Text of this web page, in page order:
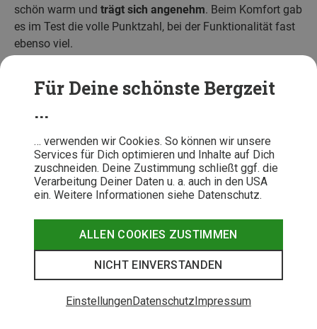
Für Deine schönste Bergzeit
...
… verwenden wir Cookies. So können wir unsere
Services für Dich optimieren und Inhalte auf Dich
zuschneiden. Deine Zustimmung schließt ggf. die
Verarbeitung Deiner Daten u. a. auch in den USA
ein. Weitere Informationen siehe Datenschutz.
ALLEN COOKIES ZUSTIMMEN
NICHT EINVERSTANDEN
EinstellungenDatenschutzImpressum
schön warm und trägt sich angenehm. Beim Komfort gab
es im Test die volle Punktzahl, bei der Funktionalität fast
ebenso viel.
Eigenschaften: atmungsaktiv,
widerstandsfähig, elastisch
Ausstattung:Zwickel-Einsatz unter den Armen
Passform: Slim-Fit
Material und Nachhaltigkeit:Hauptmaterial 87 %
Wolle, 13 % Polyamid | Mesh-Einsätze 62 % Wolle,